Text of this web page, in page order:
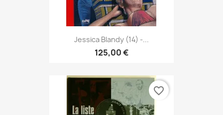
Jessica Blandy (14) -...
125,00 €
favorite_border